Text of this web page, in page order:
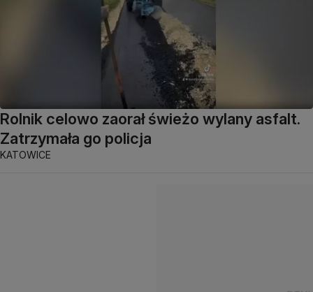
Rolnik celowo zaorał świeżo wylany asfalt.
Zatrzymała go policja
KATOWICE